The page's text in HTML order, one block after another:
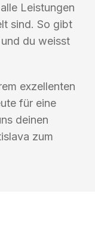
Leistungen
sind. So gibt
du weisst
exzellenten
für eine
deinen
zum